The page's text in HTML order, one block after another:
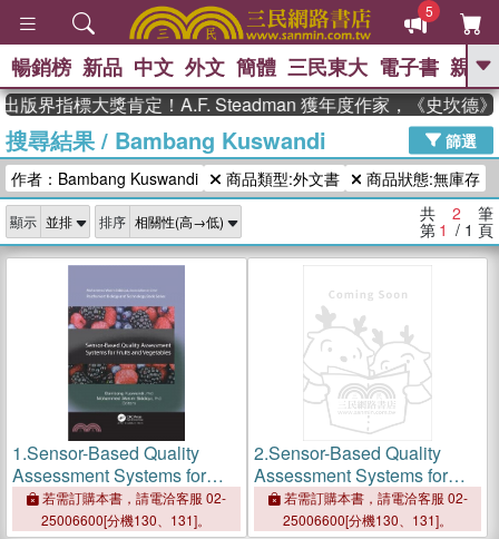
5
GO
熱搜： 東野圭吾 The Odyssey 、
父親節 、 如果歷史是一群喵 、 暑期
推薦 、 國際布克獎 臺灣漫遊錄 、 方
念華 、 台灣的李登輝時代 、 數學女
孩：黎曼猜想
偉大的迷走神經
暢銷榜 新品 中文 外文 簡體 三民東大 電子書 親子
版界指標大獎肯定！A.F. Steadman 獲年度作家，《史坎德
搜尋結果/ Bambang Kuswandi
篩選
作者：Bambang Kuswandi
商品類型:外文書 商品狀態:無庫存
顯示 排序 共 2 筆
第 1 / 1 頁
1.Sensor-Based Quality
Assessment Systems for
Fruits and Vegetables
若需訂購本書，請電洽客服 02-
25006600[分機130、131]。
2.Sensor-Based Quality
Assessment Systems for
Fruits and Vegetables
若需訂購本書，請電洽客服 02-
25006600[分機130、131]。